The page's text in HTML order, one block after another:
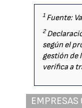
1Fuente:
2
según el
gestión de
verifica a
EMPRESAS